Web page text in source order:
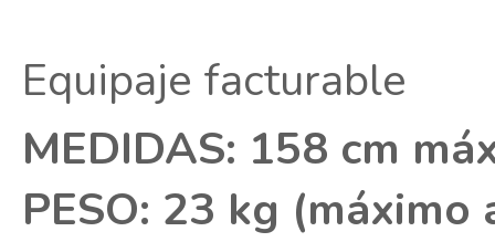
Equipaje facturable
MEDIDAS: 158 cm
PESO: 23 kg